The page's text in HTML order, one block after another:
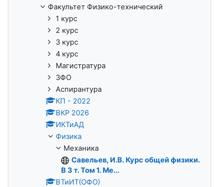
Факультет Физико-технический
1 курс
2 курс
3 курс
4 курс
Магистратура
ЗФО
Аспирантура
КП - 2022
ВКР 2026
ИКТиАД
Физика
Механика
Савельев, И.В. Курс общей физики.
В 3 т. Том 1. Ме...
ВТиИТ(ОФО)